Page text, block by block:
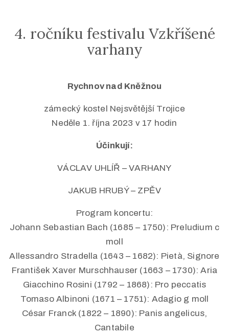
4. ročníku festivalu Vzkříšené
varhany
Rychnov nad Kněžnou
zámecký kostel Nejsvětější Trojice
Neděle 1. října 2023 v 17 hodin
Účinkují:
VÁCLAV UHLÍŘ – VARHANY
JAKUB HRUBÝ – ZPĚV
Program koncertu:
Johann Sebastian Bach (1685 – 1750): Preludium c
moll
Allessandro Stradella (1643 – 1682): Pietà, Signore
František Xaver Murschhauser (1663 – 1730): Aria
Giacchino Rosini (1792 – 1868): Pro peccatis
Tomaso Albinoni (1671 – 1751): Adagio g moll
César Franck (1822 – 1890): Panis angelicus,
Cantabile